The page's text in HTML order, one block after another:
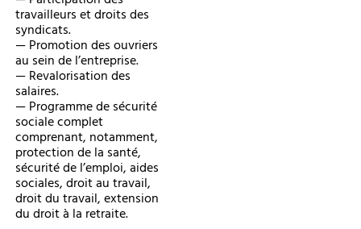
travailleurs et droits des
syndicats.
— Promotion des ouvriers
au sein de l’entreprise.
— Revalorisation des
salaires.
— Programme de sécurité
sociale complet
comprenant, notamment,
protection de la santé,
sécurité de l’emploi, aides
sociales, droit au travail,
droit du travail, extension
du droit à la retraite.